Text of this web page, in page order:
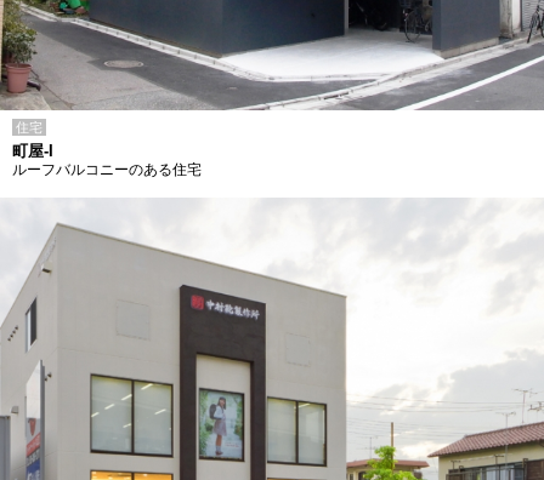
住宅
町屋-I
ルーフバルコニーのある住宅